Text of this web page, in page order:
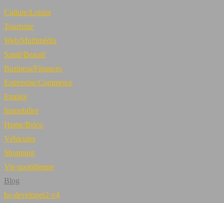
Culture/Loisirs
Tourisme
Web/Multimédia
Santé/Beauté
Business/Finances
Entreprise/Commerce
Emploi
Immobilier
Home/Brico
Véhicules
Shopping
Vie quotidienne
Blog
be-developer2-v4